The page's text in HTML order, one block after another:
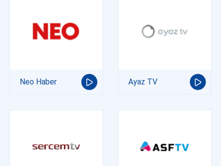
Neo Haber Ayaz TV